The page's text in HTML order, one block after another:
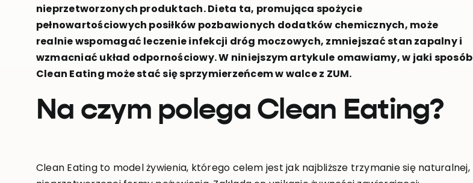
nieprzetworzonych produktach. Dieta ta, promująca spożycie
pełnowartościowych posiłków pozbawionych dodatków chemicznych, może
realnie wspomagać leczenie infekcji dróg moczowych, zmniejszać stan zapalny i
wzmacniać układ odpornościowy. W niniejszym artykule omawiamy, w jaki sposób
Clean Eating może stać się sprzymierzeńcem w walce z ZUM.
Na czym polega Clean Eating?
Clean Eating to model żywienia, którego celem jest jak najbliższe trzymanie się naturalnej,